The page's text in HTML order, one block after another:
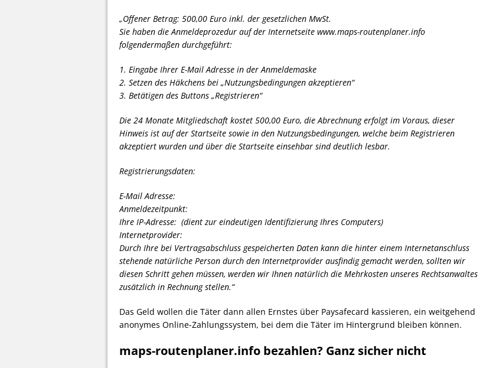
„Offener Betrag: 500,00 Euro inkl. der gesetzlichen MwSt.
Sie haben die Anmeldeprozedur auf der Internetseite www.maps-routenplaner.info
folgendermaßen durchgeführt:
1. Eingabe Ihrer E-Mail Adresse in der Anmeldemaske
2. Setzen des Häkchens bei „Nutzungsbedingungen akzeptieren“
3. Betätigen des Buttons „Registrieren“
Die 24 Monate Mitgliedschaft kostet 500,00 Euro, die Abrechnung erfolgt im Voraus, dieser
Hinweis ist auf der Startseite sowie in den Nutzungsbedingungen, welche beim Registrieren
akzeptiert wurden und über die Startseite einsehbar sind deutlich lesbar.
Registrierungsdaten:
E-Mail Adresse:
Anmeldezeitpunkt:
Ihre IP-Adresse: (dient zur eindeutigen Identifizierung Ihres Computers)
Internetprovider:
Durch Ihre bei Vertragsabschluss gespeicherten Daten kann die hinter einem Internetanschluss
stehende natürliche Person durch den Internetprovider ausfindig gemacht werden, sollten wir
diesen Schritt gehen müssen, werden wir Ihnen natürlich die Mehrkosten unseres Rechtsanwaltes
zusätzlich in Rechnung stellen.“
Das Geld wollen die Täter dann allen Ernstes über Paysafecard kassieren, ein weitgehend
anonymes Online-Zahlungssystem, bei dem die Täter im Hintergrund bleiben können.
maps-routenplaner.info bezahlen? Ganz sicher nicht